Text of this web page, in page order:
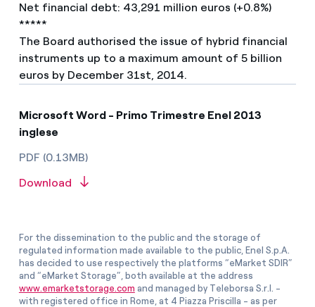
Net financial debt: 43,291 million euros (+0.8%)
*****
The Board authorised the issue of hybrid financial
instruments up to a maximum amount of 5 billion
euros by December 31st, 2014.
Microsoft Word - Primo Trimestre Enel 2013
inglese
PDF (0.13MB)
Download
For the dissemination to the public and the storage of
regulated information made available to the public, Enel S.p.A.
has decided to use respectively the platforms “eMarket SDIR”
and “eMarket Storage”, both available at the address
www.emarketstorage.com and managed by Teleborsa S.r.l. -
with registered office in Rome, at 4 Piazza Priscilla - as per